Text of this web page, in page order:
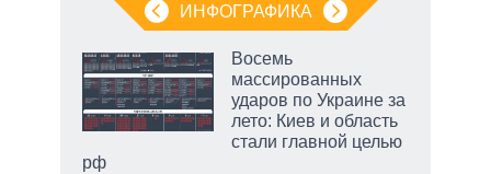
ИНФОГРАФИКА
Восемь
массированных
ударов по Украине за
лето: Киев и область
стали главной целью
рф